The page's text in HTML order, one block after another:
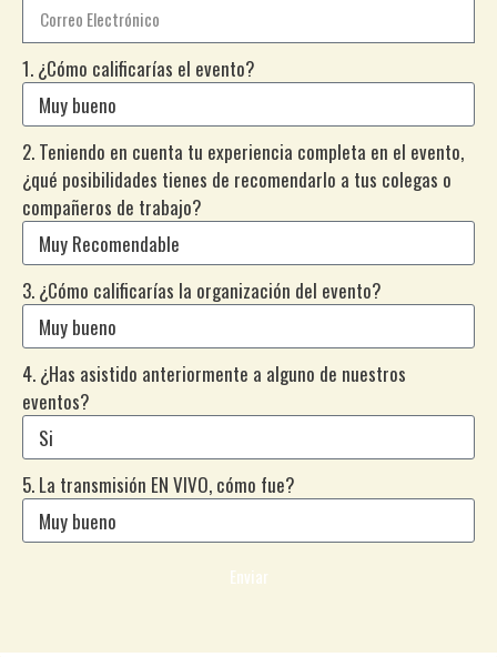
1. ¿Cómo calificarías el evento?
2. Teniendo en cuenta tu experiencia completa en el evento,
¿qué posibilidades tienes de recomendarlo a tus colegas o
compañeros de trabajo?
3. ¿Cómo calificarías la organización del evento?
4. ¿Has asistido anteriormente a alguno de nuestros
eventos?
5. La transmisión EN VIVO, cómo fue?
Enviar